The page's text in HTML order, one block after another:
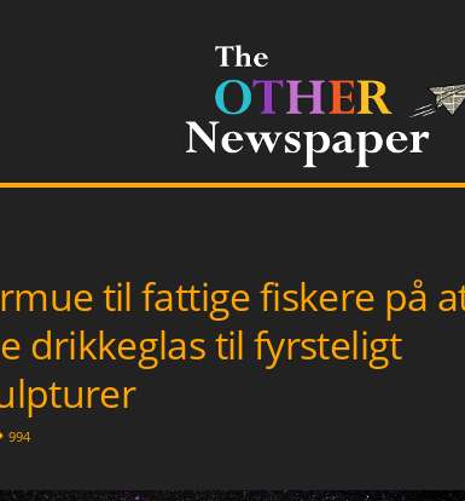
til fattige fiskere på
drikkeglas til fyrsteligt
994